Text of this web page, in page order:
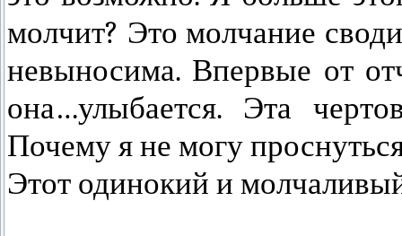
молчит? Это молчание
невыносима. Впервые от
она…улыбается. Эта
Почему я не могу
Этот одинокий и